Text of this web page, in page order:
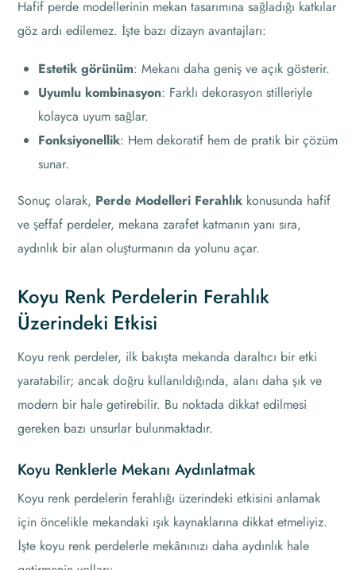
Hafif perde modellerinin mekan tasarımına sağladığı katkılar
göz ardı edilemez. İşte bazı dizayn avantajları:
Estetik görünüm: Mekanı daha geniş ve açık gösterir.
Uyumlu kombinasyon: Farklı dekorasyon stilleriyle
kolayca uyum sağlar.
Fonksiyonellik: Hem dekoratif hem de pratik bir çözüm
sunar.
Sonuç olarak, Perde Modelleri Ferahlık konusunda hafif
ve şeffaf perdeler, mekana zarafet katmanın yanı sıra,
aydınlık bir alan oluşturmanın da yolunu açar.
Koyu Renk Perdelerin Ferahlık
Üzerindeki Etkisi
Koyu renk perdeler, ilk bakışta mekanda daraltıcı bir etki
yaratabilir; ancak doğru kullanıldığında, alanı daha şık ve
modern bir hale getirebilir. Bu noktada dikkat edilmesi
gereken bazı unsurlar bulunmaktadır.
Koyu Renklerle Mekanı Aydınlatmak
Koyu renk perdelerin ferahlığı üzerindeki etkisini anlamak
için öncelikle mekandaki ışık kaynaklarına dikkat etmeliyiz.
İşte koyu renk perdelerle mekânınızı daha aydınlık hale